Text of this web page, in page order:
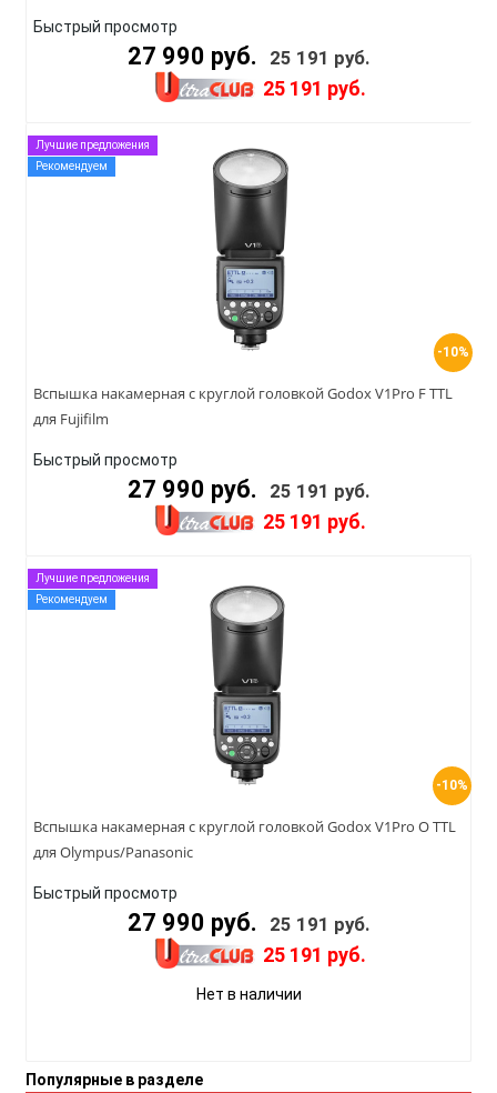
Быстрый просмотр
27 990 руб. 25 191 руб.
25 191 руб.
-10%
Лучшие предложения
Рекомендуем
Вспышка накамерная с круглой головкой Godox V1Pro F TTL
для Fujifilm
Быстрый просмотр
27 990 руб. 25 191 руб.
25 191 руб.
-10%
Лучшие предложения
Рекомендуем
Вспышка накамерная с круглой головкой Godox V1Pro O TTL
для Olympus/Panasonic
Быстрый просмотр
27 990 руб. 25 191 руб.
25 191 руб.
Нет в наличии
Популярные в разделе